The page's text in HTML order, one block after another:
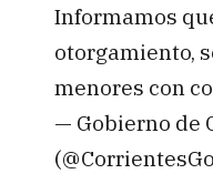
Informamos
otorgamiento,
menores con
— Gobierno de